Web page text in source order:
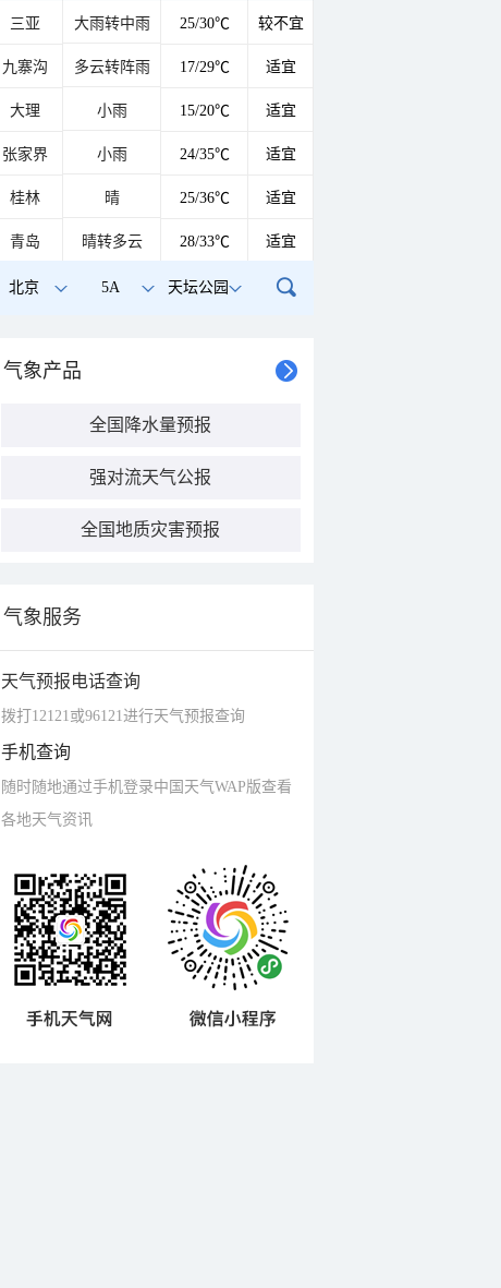
三亚 大雨转中雨 25/30℃ 较不宜
九寨沟 多云转阵雨 17/29℃ 适宜
大理 小雨 15/20℃ 适宜
张家界 小雨 24/35℃ 适宜
桂林 晴 25/36℃ 适宜
青岛 晴转多云 28/33℃ 适宜
北京 5A 天坛公园
气象产品
全国降水量预报
强对流天气公报
全国地质灾害预报
气象服务
天气预报电话查询
拨打12121或96121进行天气预报查询
手机查询
随时随地通过手机登录中国天气WAP版查看
各地天气资讯